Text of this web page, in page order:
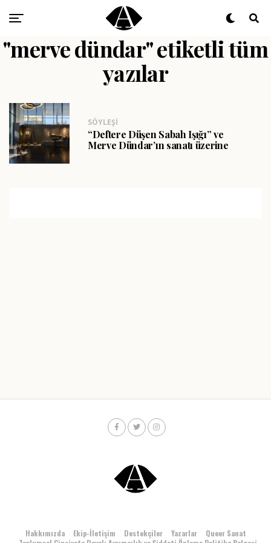
"merve dündar" etiketli tüm
yazılar
SÖYLEŞI
“Deftere Düşen Sabah Işığı” ve
Merve Dündar’ın sanatı üzerine
Hakkımızda Ekip-İletişim Destekçiler Yazarlar
Queer Sanat